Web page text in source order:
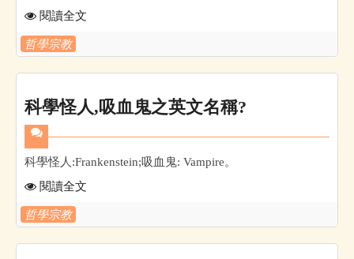
閱讀全文
哲學宗教
科學怪人,吸血鬼之英文名稱?
科學怪人:Frankenstein;吸血鬼: Vampire。
閱讀全文
哲學宗教